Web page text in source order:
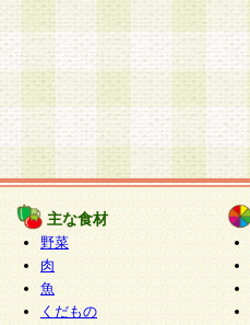
主な食材
野菜
肉
魚
くだもの